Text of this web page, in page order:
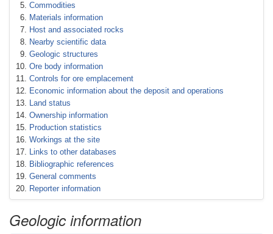
Commodities
Materials information
Host and associated rocks
Nearby scientific data
Geologic structures
Ore body information
Controls for ore emplacement
Economic information about the deposit and operations
Land status
Ownership information
Production statistics
Workings at the site
Links to other databases
Bibliographic references
General comments
Reporter information
Geologic information